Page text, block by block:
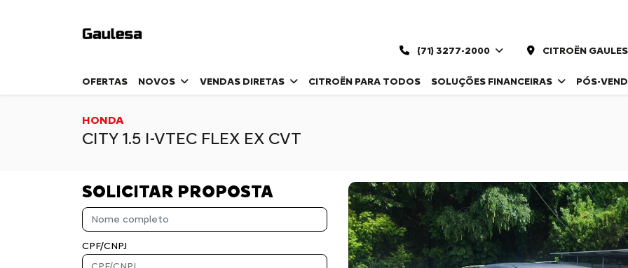
(71) 3277-2000 CITROËN
OFERTAS NOVOS VENDAS DIRETAS CITROËN PARA TODOS SOLUÇÕES FINANCEIRAS PÓS-
HONDA
CITY 1.5 I-VTEC FLEX EX CVT
SOLICITAR PROPOSTA
CPF/CNPJ